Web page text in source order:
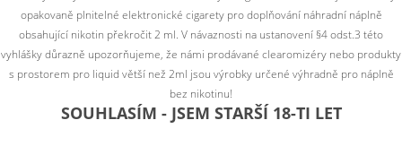
opakovaně plnitelné elektronické cigarety pro doplňování náhradní náplně
obsahující nikotin překročit 2 ml. V návaznosti na ustanovení §4 odst.3 této
vyhlášky důrazně upozorňujeme, že námi prodávané clearomizéry nebo produkty
s prostorem pro liquid větší než 2ml jsou výrobky určené výhradně pro náplně
bez nikotinu!
SOUHLASÍM - JSEM STARŠÍ 18-TI LET